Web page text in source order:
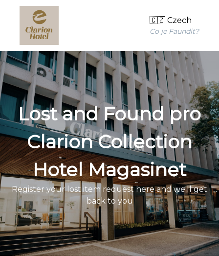
🇨🇿 Czech
Co je Faundit?
Lost and Found pro
Clarion Collection
Hotel Magasinet
Register your lost item request here and we'll get
back to you